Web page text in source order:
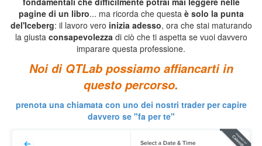
pagine di un libro... ma ricorda che questa è solo la punta
del'Iceberg: il lavoro vero inizia adesso, ora che stai maturando
la giusta consapevolezza di ciò che ti aspetta se vuoi davvero
imparare questa professione.
Noi di QTLab possiamo affiancarti in
questo percorso.
prenota una chiamata con uno dei nostri trader per capire
davvero se "fa per te"